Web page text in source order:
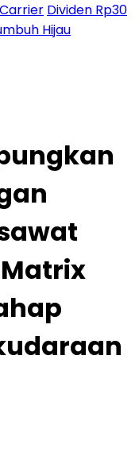
Dividen Rp30
Hijau